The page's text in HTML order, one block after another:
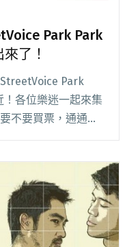
Park Park
了！
Park
各位樂迷一起來集
不要買票，通通免
送夏天的尾巴！ 近
Park Park
"